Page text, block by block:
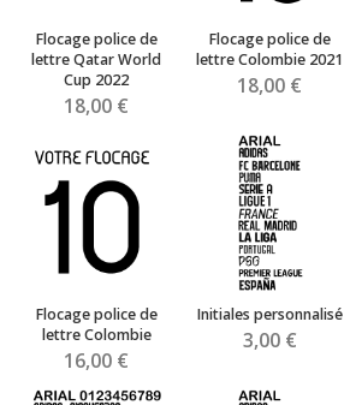
Flocage police de
lettre Qatar World
Cup 2022
18,00 €
Flocage police de
lettre Colombie 2021
18,00 €
Flocage police de
lettre Colombie
16,00 €
Initiales personnalisé
3,00 €